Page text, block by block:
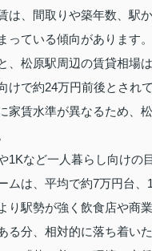
は、間取りや築年数、駅
っている傾向があります。
、松原駅周辺の賃貸相場
けで約24万円前後とされて
家賃水準が異なるため、
1Kなど一人暮らし向けの
ムは、平均で約7万円台、
り駅勢が強く飲食店や商
る分、相対的に落ち着い